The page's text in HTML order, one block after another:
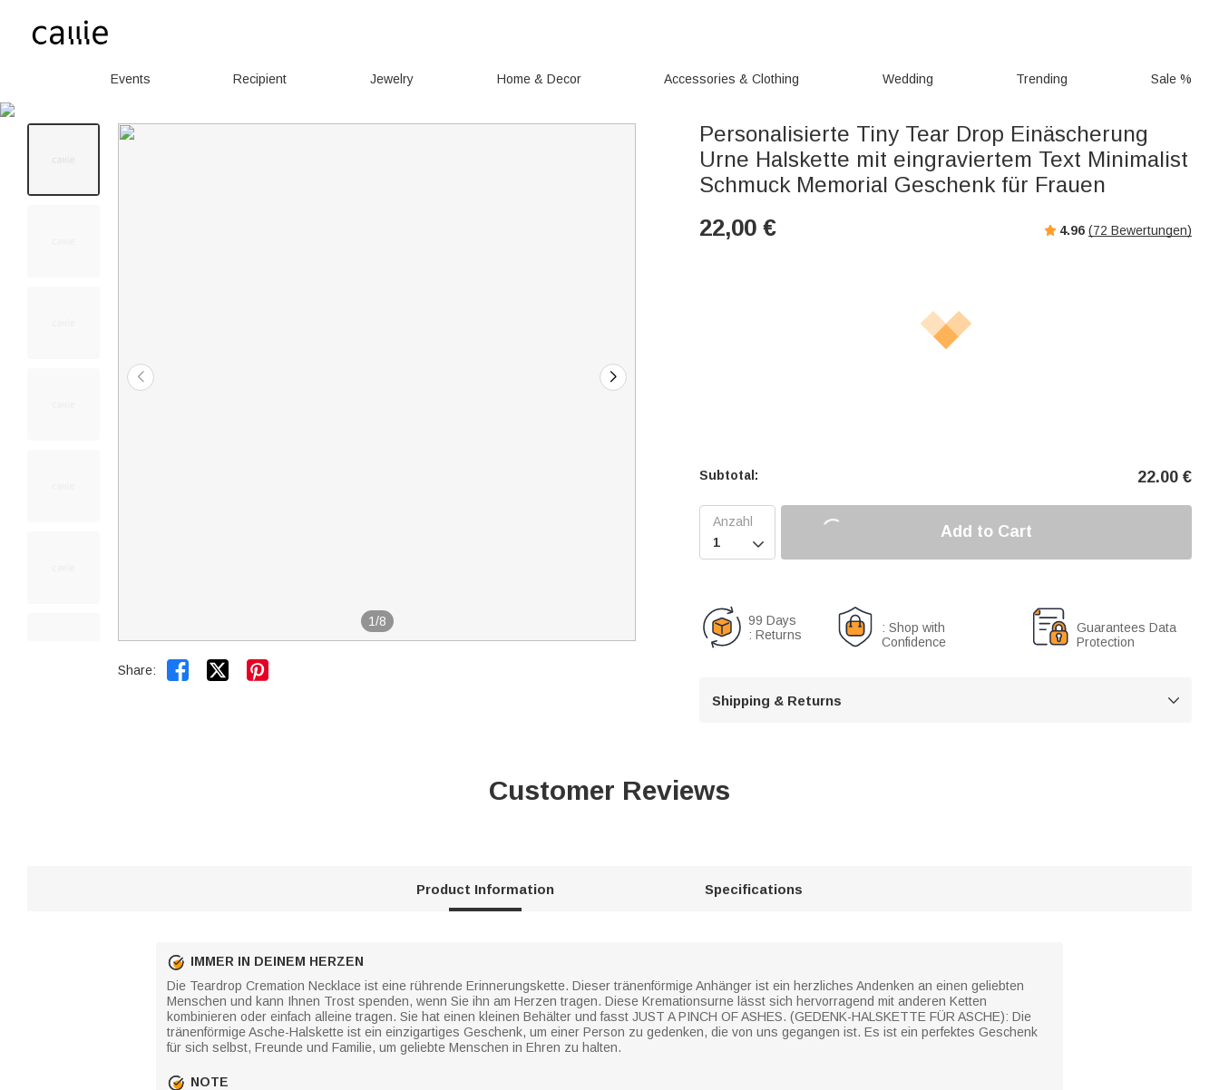
Events Recipient Jewelry Home & Decor Accessories & Clothing Wedding Trending Sale %
1/8
Share:  
Personalisierte Tiny Tear Drop Einäscherung
Urne Halskette mit eingraviertem Text Minimalist
Schmuck Memorial Geschenk für Frauen
22,00 € 4.96 (72 Bewertungen)
Subtotal: 22.00 €

Add to Cart
99 Days
: Returns
: Shop with
Confidence
Guarantees Data
Protection
Shipping & Returns 
Customer Reviews
Product Information Specifications
IMMER IN DEINEM HERZEN
Die Teardrop Cremation Necklace ist eine rührende Erinnerungskette. Dieser tränenförmige Anhänger ist ein herzliches Andenken an einen geliebten
Menschen und kann Ihnen Trost spenden, wenn Sie ihn am Herzen tragen. Diese Kremationsurne lässt sich hervorragend mit anderen Ketten
kombinieren oder einfach alleine tragen. Sie hat einen kleinen Behälter und fasst JUST A PINCH OF ASHES. (GEDENK-HALSKETTE FÜR ASCHE): Die
tränenförmige Asche-Halskette ist ein einzigartiges Geschenk, um einer Person zu gedenken, die von uns gegangen ist. Es ist ein perfektes Geschenk
für sich selbst, Freunde und Familie, um geliebte Menschen in Ehren zu halten.
NOTE